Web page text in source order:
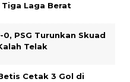
Laga Berat
0, PSG Turunkan Skuad
Telak
Cetak 3 Gol di